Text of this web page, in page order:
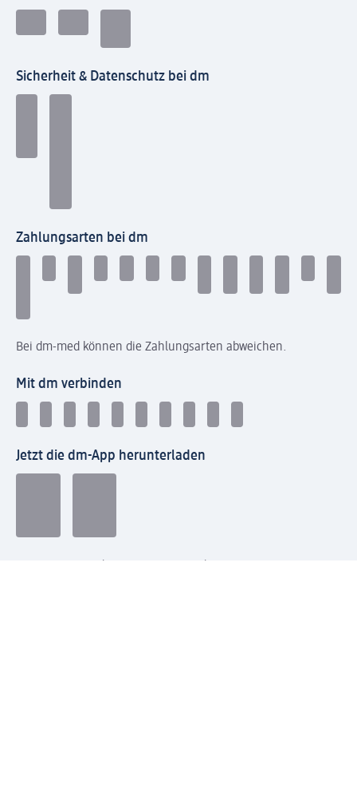
Sicherheit & Datenschutz bei dm
Zahlungsarten bei dm
Bei dm-med können die Zahlungsarten abweichen.
Mit dm verbinden
Jetzt die dm-App herunterladen